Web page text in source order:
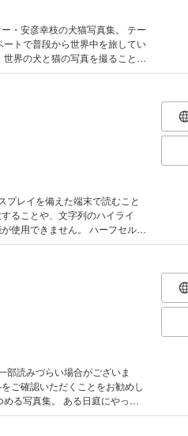
、本音を語れる人でありたいと
・安彦幸枝の犬猫写真集。 テー
界の犬と猫の写真を撮ること。
、世界20カ国のユーモラスな、
の姿に、犬派も猫派も、癒され
プレイを備えた端末で読むこと
ることや、文字列のハイライ
ません。 ハーフセルフ
分の手でつくり変えていく、自
時間をかけ、手をかけるほ
でも忙しくても、やらないなん
気が湧いてくる、オリジナルな
暮らす文筆家の小川奈緒が、プ
を行った、今注目の「ハーフセ
ロのアドバイスなど、リノベー
ョンの予定や興味がある人、家
地よくしたい」と願う人も必読
、ファッション誌エディターを
部読みづらい場合がございま
ご確認いただくことをお勧めし
の友である、くま。 外でたくま